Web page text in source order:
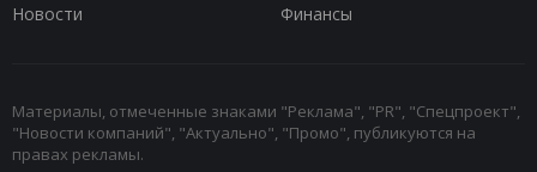
Новости
Финансы
Материалы, отмеченные знаками "Реклама", "PR", "Спецпроект",
"Новости компаний", "Актуально", "Промо", публикуются на
правах рекламы.